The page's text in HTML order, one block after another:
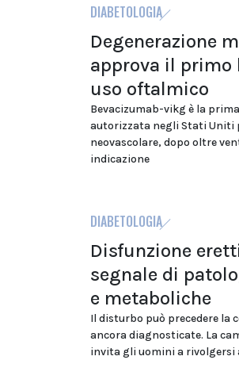
DIABETOLOGIA
Degenerazione
approva il primo
uso oftalmico
Bevacizumab-vikg è la
autorizzata negli Stati Uniti
neovascolare, dopo oltre
indicazione
DIABETOLOGIA
Disfunzione
segnale di
e metaboliche
Il disturbo può precedere la
ancora diagnosticate. La
invita gli uomini a rivolgersi